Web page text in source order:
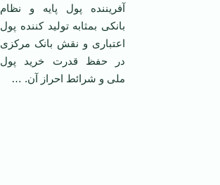
آفریننده پول پایه و نظام
بانکی بمثابه تولید کننده پول
اعتباری و نقش بانک مرکزی
در حفظ قدرت خرید پول
ملی و شرائط احراز آن. …